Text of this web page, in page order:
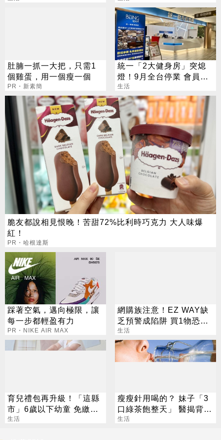
肚腩一抓一大把，只需1
個雞蛋，用一個瘦一個
PR・新素簡
統一「2大健身房」突熄
燈！9月全台停業 會員退
費方案一次看
生活
脆友都說相見恨晚！苦甜72%比利時巧克力 大人味爆
紅！
PR・哈根達斯
踩著空氣，邁向極限，讓
每一步都輕盈有力
PR・NIKE AIR MAX
網購族注意！EZ WAY缺
乏預警成陷阱 買1物恐挨
罰百萬
生活
育兒禮包再升級！「這縣
市」6歲以下幼童 免繳健
保費
生活
瘦瘦針用喝的？ 妹子「3
口綠茶飽整天」 醫揭背後
真相
生活